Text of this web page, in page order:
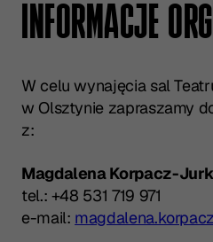
INFORMACJE
W celu wynajęcia sal
w Olsztynie zapraszamy
z:
Magdalena Korpacz-
tel.: +48 531 719 971
e-mail: